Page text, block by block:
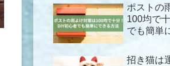
ポストの
100均で
でも簡単
招き猫は